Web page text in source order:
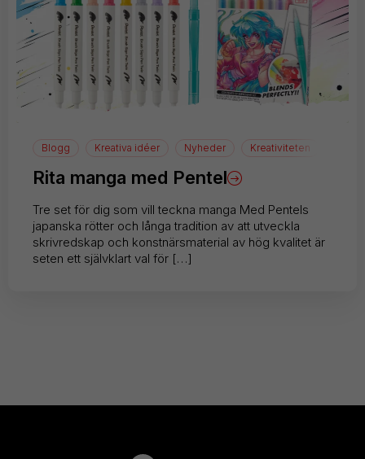
Blogg Kreativa idéer Nyheder Kreativiteten
Rita manga med Pentel
Tre set för dig som vill teckna manga Med Pentels
japanska rötter och långa tradition av att utveckla
skrivredskap och konstnärsmaterial av hög kvalitet är
seten ett självklart val för […]